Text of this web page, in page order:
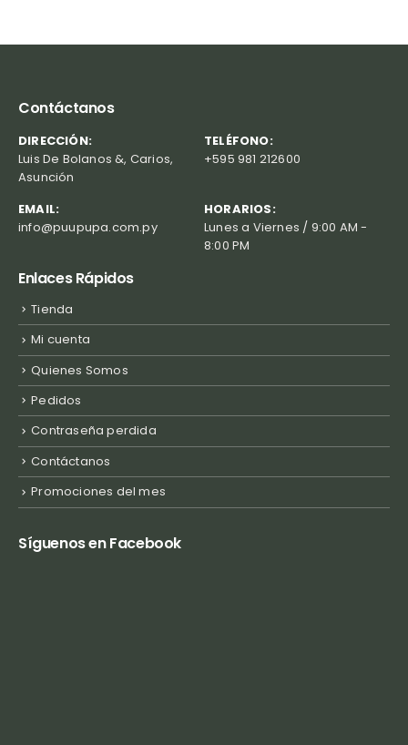
Contáctanos
DIRECCIÓN:
Luis De Bolanos &, Carios,
Asunción
TELÉFONO:
+595 981 212600
EMAIL:
info@puupupa.com.py
HORARIOS:
Lunes a Viernes / 9:00 AM -
8:00 PM
Enlaces Rápidos
Tienda
Mi cuenta
Quienes Somos
Pedidos
Contraseña perdida
Contáctanos
Promociones del mes
Síguenos en Facebook